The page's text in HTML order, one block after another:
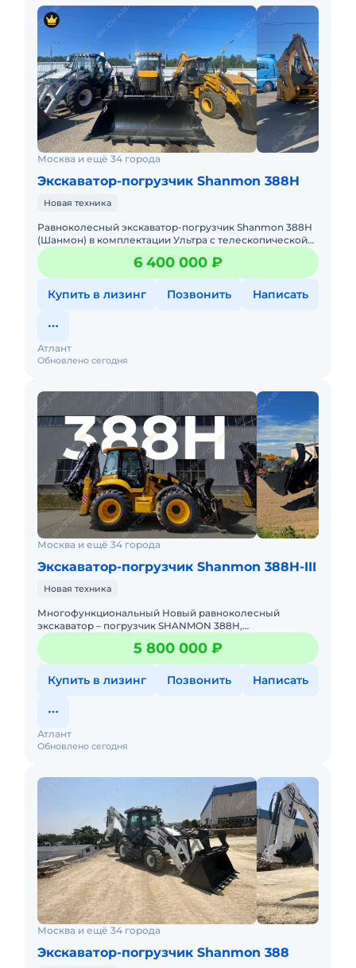
Москва и ещё 34 города
Экскаватор-погрузчик Shanmon 388H
Новая техника
Равноколесный экскаватор-погрузчик Shanmon 388Н
(Шанмон) в комплектации Ультра с телескопической
стрелой, мокрыми мостами CARRARO, поршневым
насосом Hangli и ре6 400 000 ₽
Купить в лизинг Позвонить Написать
Обновлено сегодня
Атлант
Москва и ещё 34 города
Экскаватор-погрузчик Shanmon 388H-III
Новая техника
Многофункциональный Новый равноколесный
экскаватор – пoгpузчик SHANMON 388H,
разработанный специально для экспорта в cтpаны
Eвропы и РФ.-Экскаватор &ndash
5 800 000 ₽
Купить в лизинг Позвонить Написать
Обновлено сегодня
Атлант
Москва и ещё 34 города
Экскаватор-погрузчик Shanmon 388